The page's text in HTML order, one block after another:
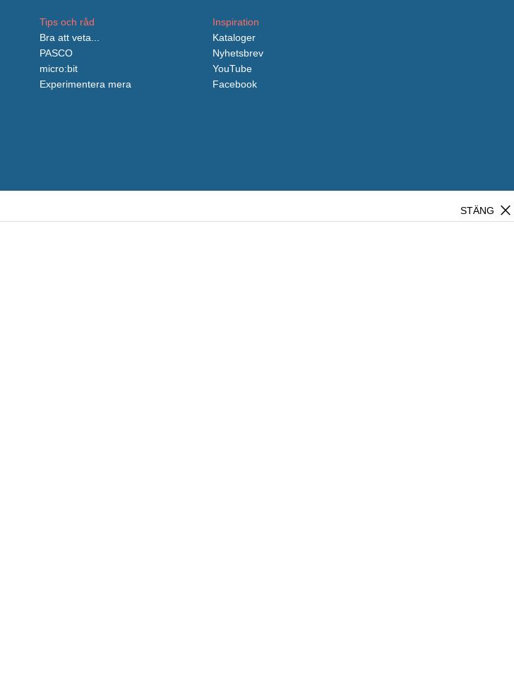
Tips och råd
Bra att veta...
PASCO
micro:bit
Experimentera mera
Inspiration
Kataloger
Nyhetsbrev
YouTube
Facebook
close
STÄNG